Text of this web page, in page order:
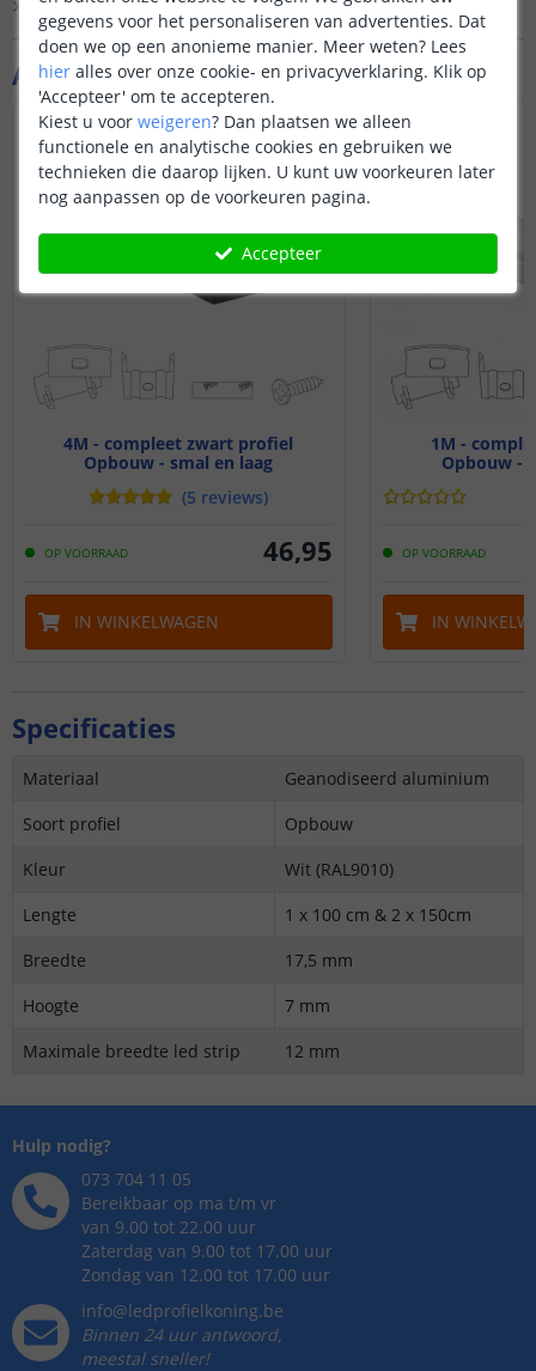
Aanvullende producten
4M - compleet zwart profiel
Opbouw - smal en laag
(5 reviews)
OP VOORRAAD 46,95
IN WINKELWAGEN
NIEUW
1M -
Opbouw -
OP VOORRAAD
IN
Bekijk alle Vraag & antwoord
Specificaties
Materiaal
Geanodiseerd aluminium
Soort profiel
Opbouw
Kleur
Wit (RAL9010)
Lengte
1 x 100 cm & 2 x 150cm
Breedte
17,5 mm
Hoogte
7 mm
Maximale breedte led strip
12 mm
Hulp nodig?
073 704 11 05
Bereikbaar op ma t/m vr
van 9.00 tot 22.00 uur
Zaterdag van 9.00 tot 17.00 uur
Zondag van 12.00 tot 17.00 uur
info@ledprofielkoning.be
Binnen 24 uur antwoord,
meestal sneller!
gegevens voor het personaliseren van advertenties. Dat
doen we op een anonieme manier. Meer weten? Lees
hier alles over onze cookie- en privacyverklaring. Klik op
'Accepteer' om te accepteren.
Kiest u voor weigeren? Dan plaatsen we alleen
functionele en analytische cookies en gebruiken we
technieken die daarop lijken. U kunt uw voorkeuren later
nog aanpassen op de voorkeuren pagina.
Accepteer